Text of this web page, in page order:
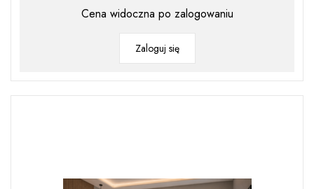
Cena widoczna po zalogowaniu
Zaloguj się